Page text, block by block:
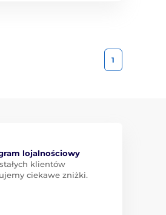
1
lojalnościowy
klientów
ciekawe zniżki.